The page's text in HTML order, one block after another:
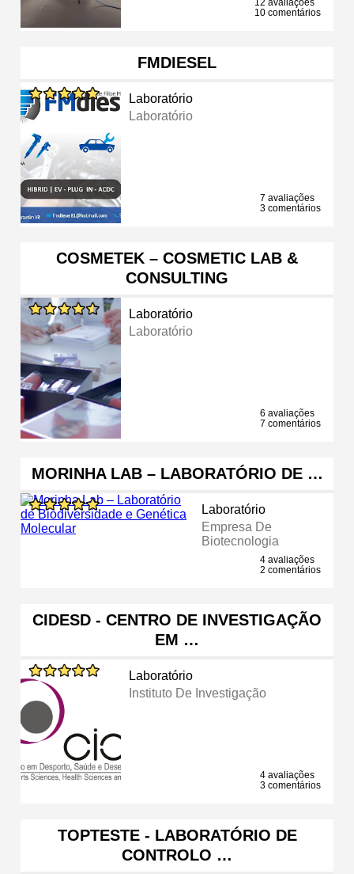
10 comentários
FMDIESEL
Laboratório
Laboratório
7 avaliações
3 comentários
COSMETEK – COSMETIC LAB &
CONSULTING
Laboratório
Laboratório
6 avaliações
7 comentários
MORINHA LAB – LABORATÓRIO DE …
Laboratório
Empresa De
Biotecnologia
4 avaliações
2 comentários
CIDESD - CENTRO DE INVESTIGAÇÃO
EM …
Laboratório
Instituto De Investigação
4 avaliações
3 comentários
TOPTESTE - LABORATÓRIO DE
CONTROLO …